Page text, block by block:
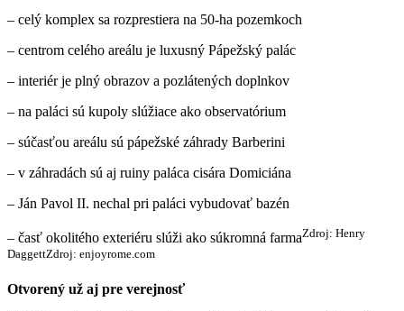
– celý komplex sa rozprestiera na 50-ha pozemkoch
– centrom celého areálu je luxusný Pápežský palác
– interiér je plný obrazov a pozlátených doplnkov
– na paláci sú kupoly slúžiace ako observatórium
– súčasťou areálu sú pápežské záhrady Barberini
– v záhradách sú aj ruiny paláca cisára Domiciána
– Ján Pavol II. nechal pri paláci vybudovať bazén
– časť okolitého exteriéru slúži ako súkromná farmaZdroj: Henry
DaggettZdroj: enjoyrome.com
Otvorený už aj pre verejnosť